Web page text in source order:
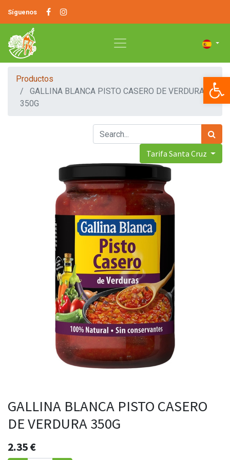
Síguenos
Productos
GALLINA BLANCA PISTO CASERO DE VERDURA
350G
Tarifa Santa Cruz
GALLINA BLANCA PISTO CASERO
DE VERDURA 350G
2.35€